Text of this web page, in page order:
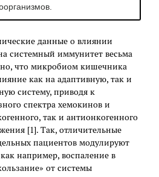
данные о влиянии
системный иммунитет весьма
что микробиом кишечника
как на адаптивную, так и
систему, приводя к
спектра хемокинов и
так и антионкогенного
[1]. Так, отличительные
пациентов модулируют
например, воспаление в
от системы